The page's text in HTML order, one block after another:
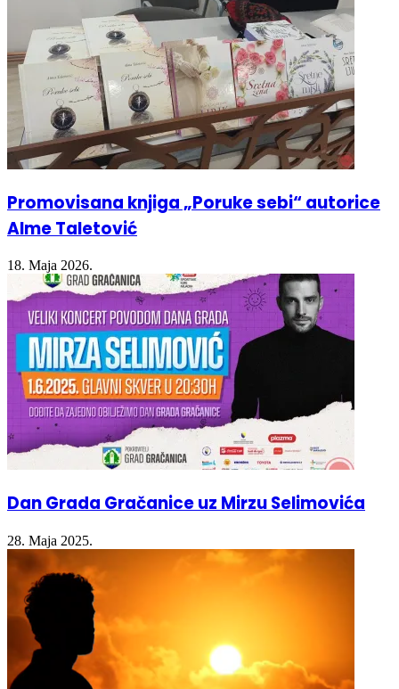
Promovisana knjiga „Poruke sebi“ autorice
Alme Taletović
18. Maja 2026.
Dan Grada Gračanice uz Mirzu Selimovića
28. Maja 2025.